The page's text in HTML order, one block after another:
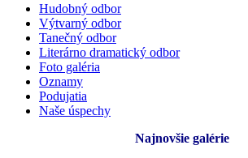
Hudobný odbor
Výtvarný odbor
Tanečný odbor
Literárno dramatický odbor
Foto galéria
Oznamy
Podujatia
Naše úspechy
Najnovšie galérie